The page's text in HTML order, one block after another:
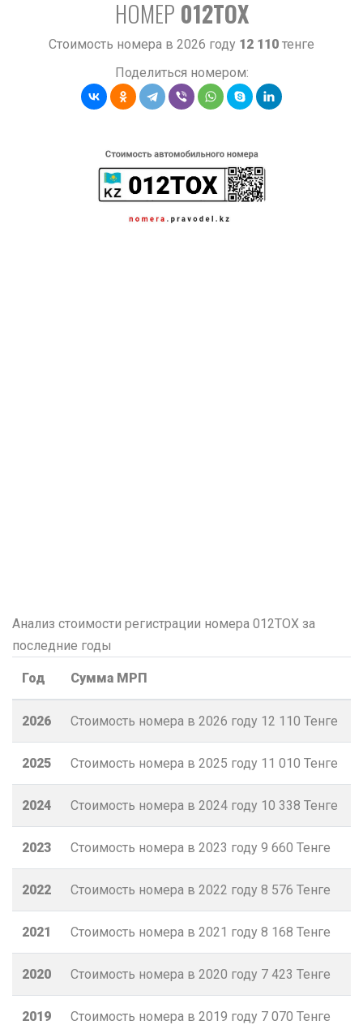
НОМЕР 012TOX
Стоимость номера в 2026 году 12 110 тенге
Поделиться номером:
Анализ стоимости регистрации номера 012TOX за
последние годы
Год Сумма МРП
2026 Стоимость номера в 2026 году 12 110 Тенге
2025 Стоимость номера в 2025 году 11 010 Тенге
2024 Стоимость номера в 2024 году 10 338 Тенге
2023 Стоимость номера в 2023 году 9 660 Тенге
2022 Стоимость номера в 2022 году 8 576 Тенге
2021 Стоимость номера в 2021 году 8 168 Тенге
2020 Стоимость номера в 2020 году 7 423 Тенге
2019 Стоимость номера в 2019 году 7 070 Тенге